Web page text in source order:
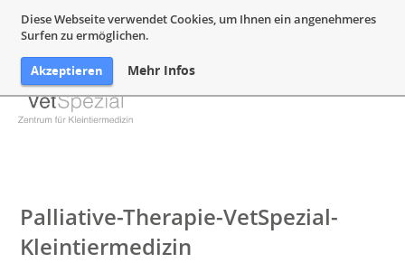
Diese Webseite verwendet Cookies, um Ihnen ein angenehmeres
Surfen zu ermöglichen.
Akzeptieren Mehr Infos
Palliative-Therapie-VetSpezial-
Kleintiermedizin